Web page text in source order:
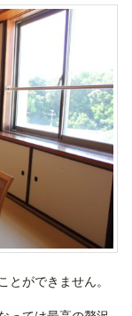
とができません。